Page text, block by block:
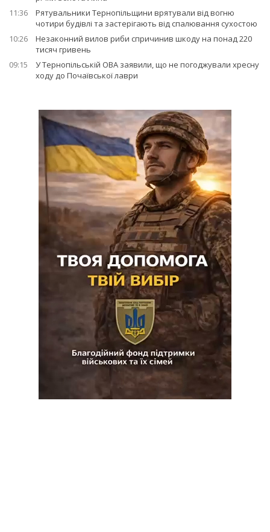
11:36
Рятувальники Тернопільщини врятували від вогню
чотири будівлі та застерігають від спалювання сухостою
10:26
Незаконний вилов риби спричинив шкоду на понад 220
тисяч гривень
09:15
У Тернопільській ОВА заявили, що не погоджували хресну
ходу до Почаївської лаври